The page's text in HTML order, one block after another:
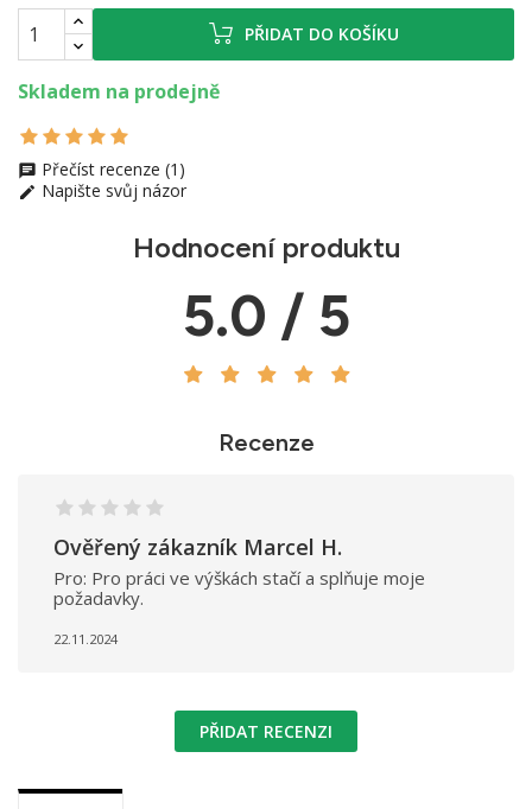
PŘIDAT DO KOŠÍKU
Skladem na prodejně
Přečíst recenze (1)
Napište svůj názor
Hodnocení produktu
5.0 / 5
Recenze
Ověřený zákazník Marcel H.
Pro: Pro práci ve výškách stačí a splňuje moje
požadavky.
22.11.2024
PŘIDAT RECENZI